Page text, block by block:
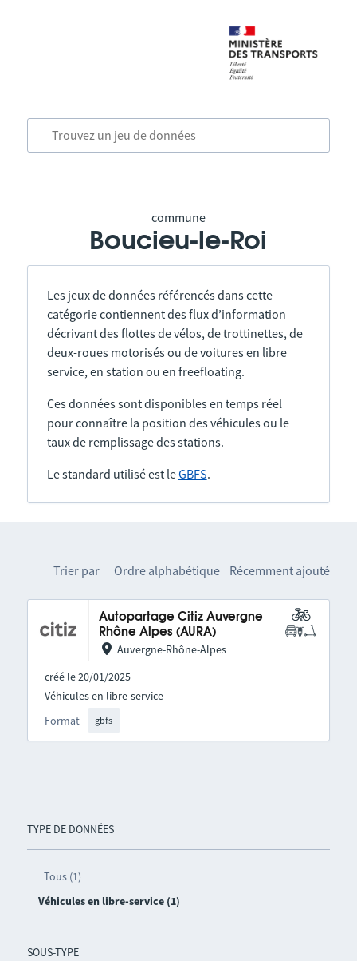
commune
Boucieu-le-Roi
Les jeux de données référencés dans cette
catégorie contiennent des flux d’information
décrivant des flottes de vélos, de trottinettes, de
deux-roues motorisés ou de voitures en libre
service, en station ou en freefloating.
Ces données sont disponibles en temps réel
pour connaître la position des véhicules ou le
taux de remplissage des stations.
Le standard utilisé est leGBFS.
TYPE DE DONNÉES
Tous (1)
Véhicules en libre-service (1)
SOUS-TYPE
Trier par Ordre alphabétique Récemment ajouté
Autopartage Citiz Auvergne
Rhône Alpes (AURA)
Auvergne-Rhône-Alpes
créé le 20/01/2025
Format gbfs
Véhicules en libre-service